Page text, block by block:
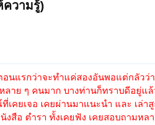
ความรู้)
นแรกว่าจะทำแค่สองอันพอแต่กลัวว่
ลาย ๆ คนมาก บางท่านก็ทราบดีอยู่แ
คยเจอ เคยผ่านมาแนะนำ และ เล่า
สือ ตำรา ทั้งเคยฟัง เคยสอบถามหล